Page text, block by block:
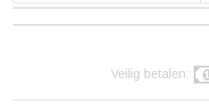
Veilig betalen: